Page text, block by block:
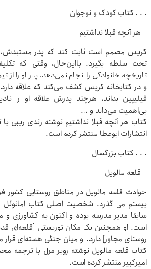
. . . کتاب کودک و نوجوان
هر آنچه قبلا نداشتیم
کریس مصمم است ثابت کند که پدر مستبدش،
تحت سلطه بگیرد. بااین‌حال، وقتی که
تاریخچه‌ خانوادگی را انجام نمی‌دهد، پدر او را از
و در کتابخانه کریس کشف می‌کند که علاقه دارد
فیلیپین بداند، هرچند پدرش علاقه‌ او را
بی‌اهمیت می‌داند و ...
کتاب هر آنچه قبلا نداشتیم نوشته رندی ریبی
انتشارات ابوعطا منتشر کرده است.
. . . کتاب بزرگسال
قلعه مالویل
حوادث قلعه مالویل در مناطق روستایی کشور
بیستم می گذرد. شخصیت اصلی کتاب
سابقا مدیر مدرسه بوده و اکنون به کشاورزی و
است. او همچنین یک مکان توریستی [قلعه‌ای
روستای مجاور] دارد. او میان جنگی هسته‌ای قرار
کتاب قلعه مالویل نوشته روبر مرل با ترجمه
امیرکبیر منتشر کرده است.